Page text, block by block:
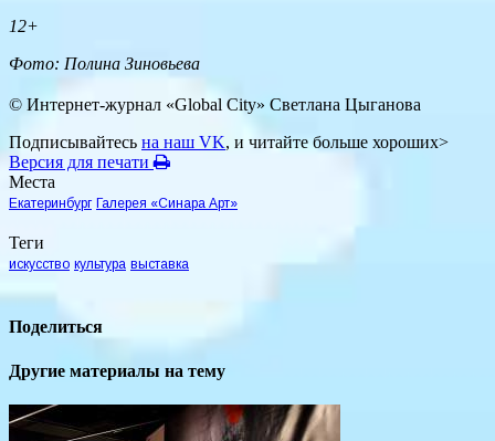
12+
Фото: Полина Зиновьева
© Интернет-журнал «Global City» Светлана Цыганова
Подписывайтесь на наш VK, и читайте больше хороших>
Версия для печати
Места
Екатеринбург Галерея «Синара Арт»
Теги
искусство культура выставка
Поделиться
Другие материалы на тему